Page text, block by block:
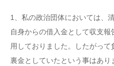
1、私の政治団体においては、
自身からの借入金として収支
用しておりました。したがっ
裏金としていたという事はあり